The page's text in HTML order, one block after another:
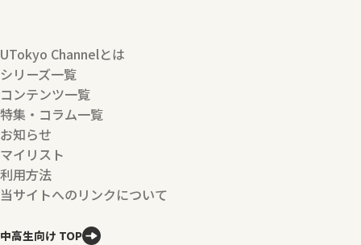
UTokyo Channelとは
シリーズ一覧
コンテンツ一覧
特集・コラム一覧
お知らせ
マイリスト
利用方法
当サイトへのリンクについて
中高生向け TOP